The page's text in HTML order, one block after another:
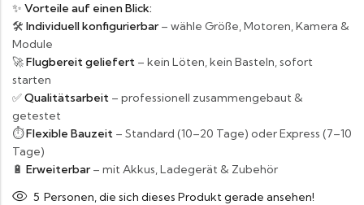
✨ Vorteile auf einen Blick:
🛠️ Individuell konfigurierbar– wähle Größe, Motoren, Kamera &
Module
🚀Flugbereit geliefert – kein Löten, kein Basteln, sofort
starten
✅Qualitätsarbeit – professionell zusammengebaut &
getestet
⏱️Flexible Bauzeit – Standard (10–20 Tage) oder Express (7–10
Tage)
🔋 Erweiterbar– mit Akkus, Ladegerät & Zubehör
5 Personen, die sich dieses Produkt gerade ansehen!